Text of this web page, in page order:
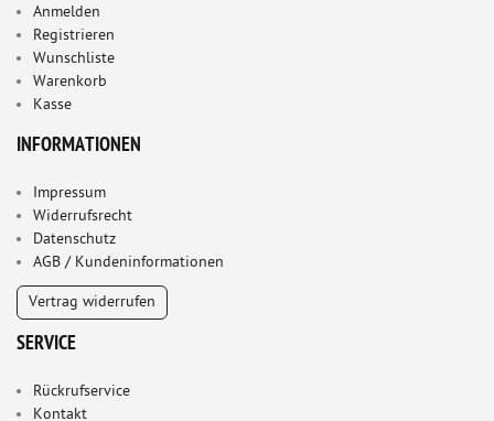
Anmelden
Registrieren
Wunschliste
Warenkorb
Kasse
INFORMATIONEN
Impressum
Widerrufsrecht
Datenschutz
AGB / Kundeninformationen
Vertrag widerrufen
SERVICE
Rückrufservice
Kontakt